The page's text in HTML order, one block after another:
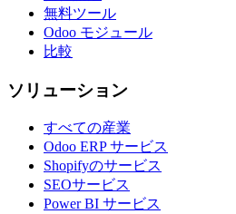
無料ツール
Odoo モジュール
比較
ソリューション
すべての産業
Odoo ERP サービス
Shopifyのサービス
SEOサービス
Power BI サービス